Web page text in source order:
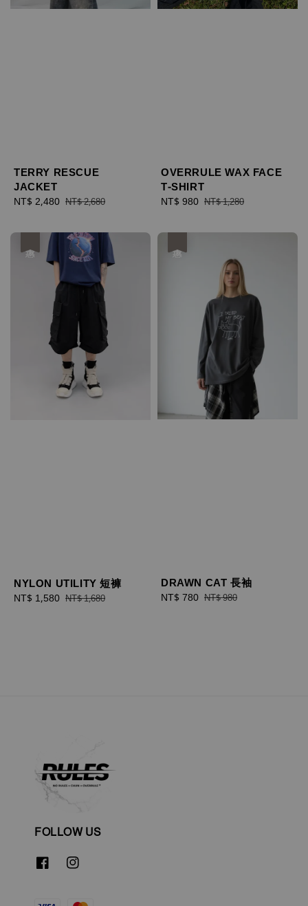
TERRY RESCUE
JACKET
Sale
NT$ 2,480 Regular
NT$ 2,680
OVERRULE WAX FACE
T-SHIRT
Sale
NT$ 980 Regular
NT$ 1,280
NYLON UTILITY 短褲
Sale
NT$ 1,580 Regular
NT$ 1,680
DRAWN CAT 長袖
Sale
NT$ 780 Regular
NT$ 980
FOLLOW US